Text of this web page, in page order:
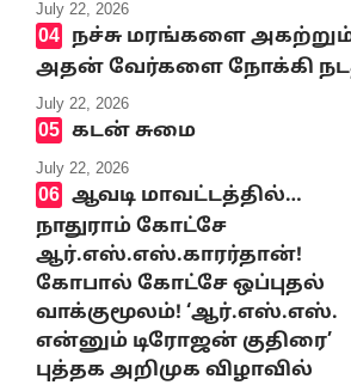
July 22, 2026
நச்சு மரங்களை
அதன் வேர்களை நோக்கி
July 22, 2026
கடன் சுமை
July 22, 2026
ஆவடி மாவட்டத்தில்…
நாதுராம் கோட்சே
ஆர்.எஸ்.எஸ்.காரர்தான்!
கோபால் கோட்சே ஒப்புதல்
வாக்குமூலம்! ‘ஆர்.எஸ்.எஸ்.
என்னும் டிரோஜன் குதிரை’
புத்தக அறிமுக விழாவில்